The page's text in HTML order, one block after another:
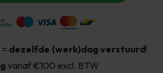
dezelfde (werk)dag verstuurd!
vanaf €100 excl. BTW